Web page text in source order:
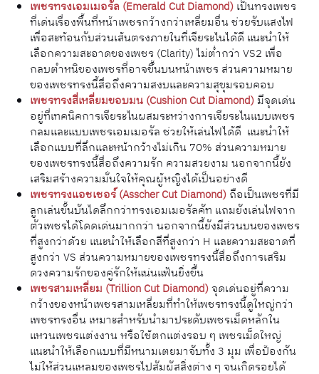
เพชรทรงเอมเมอรัล (Emerald Cut Diamond) เป็นทรงเพชร
ที่เด่นเรื่องพื้นที่หน้าเพชรกว้างกว่าเหลี่ยมอื่น ช่วยรับแสงไฟ
เพื่อสะท้อนกับส่วนเส้นตรงภายในที่เจียระไนได้ดี แนะนำให้
เลือกความสะอาดของเพชร (Clarity) ไม่ต่ำกว่า VS2 เพื่อ
กลบตำหนิของเพชรที่อาจขึ้นบนหน้าเพชร ส่วนความหมาย
ของเพชรทรงนี้สื่อถึงความสงบและความสุขุมรอบคอบ
เพชรทรงสี่เหลี่ยมขอบมน (Cushion Cut Diamond) มีจุดเด่น
อยู่ที่เทคนิคการเจียระไนผสมระหว่างการเจียระไนแบบเพชร
กลมและแบบเพชรเอมเมอรัล ช่วยให้เล่นไฟได้ดี แนะนำให้
เลือกแบบที่ลึกและหน้ากว้างไม่เกิน 70% ส่วนความหมาย
ของเพชรทรงนี้สื่อถึงความรัก ความสวยงาม นอกจากนี้ยัง
เสริมสร้างความมั่นใจให้คุณผู้หญิงได้เป็นอย่างดี
เพชรทรงแอชเชอร์ (Asscher Cut Diamond) ถือเป็นเพชรที่มี
ลูกเล่นขั้นบันไดลึกกว่าทรงเอมเมอรัลคัท แถมยังเล่นไฟจาก
ตัวเพชรได้โดดเด่นมากกว่า นอกจากนี้ยังมีส่วนบนของเพชร
ที่สูงกว่าด้วย แนะนำให้เลือกสีที่สูงกว่า H และความสะอาดที่
สูงกว่า VS ส่วนความหมายของเพชรทรงนี้สื่อถึงการเสริม
ดวงความรักของคู่รักให้แน่นแฟ้นยิ่งขึ้น
เพชรสามเหลี่ยม (Trillion Cut Diamond)จุดเด่นอยู่ที่ความ
กว้างของหน้าเพชรสามเหลี่ยมที่ทำให้เพชรทรงนี้ดูใหญ่กว่า
เพชรทรงอื่น เหมาะสำหรับนำมาประดับเพชรเม็ดหลักใน
แหวนเพชรแต่งงาน หรือใช้ตกแต่งรอบ ๆ เพชรเม็ดใหญ่
แนะนำให้เลือกแบบที่มีหนามเตยมาจับทั้ง 3 มุม เพื่อป้องกัน
ไม่ให้ส่วนแหลมของเพชรไปสัมผัสสิ่งต่าง ๆ จนเกิดรอยได้